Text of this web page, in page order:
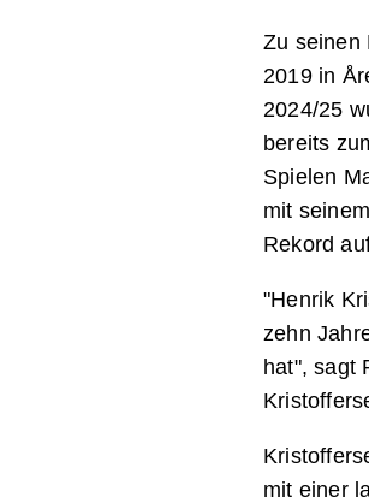
Zu seinen
2019 in
2024/25
bereits
Spielen
mit
Rekord
"Henrik
zehn
hat", sagt
mit einer